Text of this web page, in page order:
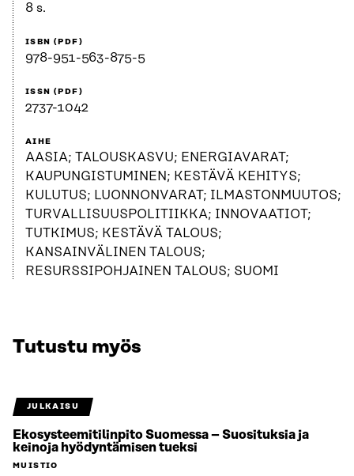
8 s.
ISBN (PDF)
978-951-563-875-5
ISSN (PDF)
2737-1042
AIHE
AASIA; TALOUSKASVU; ENERGIAVARAT;
KAUPUNGISTUMINEN; KESTÄVÄ KEHITYS;
KULUTUS; LUONNONVARAT; ILMASTONMUUTOS;
TURVALLISUUSPOLITIIKKA; INNOVAATIOT;
TUTKIMUS; KESTÄVÄ TALOUS;
KANSAINVÄLINEN TALOUS;
RESURSSIPOHJAINEN TALOUS; SUOMI
Tutustu myös
JULKAISU
Ekosysteemitilinpito Suomessa – Suosituksia ja
keinoja hyödyntämisen tueksi
MUISTIO